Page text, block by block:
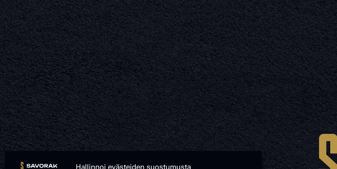
Hallinnoi evästeiden suostumusta